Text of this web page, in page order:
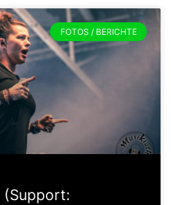
FOTOS / BERICHTE
(Support: